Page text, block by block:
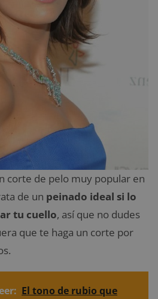
corte de pelo muy popular en
de un peinado ideal si lo
tu cuello, así que no dudes
que te haga un corte por
El tono de rubio que